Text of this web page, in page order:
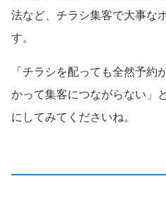
法など、チラシ集客で大事な
す。
「チラシを配っても全然予約
かって集客につながらない」
にしてみてくださいね。